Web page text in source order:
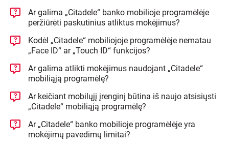
Ar galima „Citadele“ banko mobilioje programėlėje
peržiūrėti paskutinius atliktus mokėjimus?
Kodėl „Citadele“ mobiliojoje programėlėje nematau
„Face ID“ ar „Touch ID“ funkcijos?
Ar galima atlikti mokėjimus naudojant „Citadele“
mobiliąją programėlę?
Ar keičiant mobilųjį įrenginį būtina iš naujo atsisiųsti
„Citadele“ mobiliąją programėlę?
Ar „Citadele“ banko mobilioje programėlėje yra
mokėjimų pavedimų limitai?